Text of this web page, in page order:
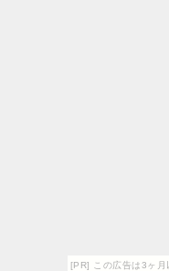
[PR] この広告は3ヶ月